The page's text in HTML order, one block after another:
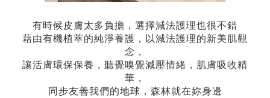
有時候皮膚太多負擔，選擇減法護理也很不錯
藉由有機植萃的純淨養護，以減法護理的新美肌觀
念，
讓活膚環保保養，聽覺嗅覺減壓情緒，肌膚吸收精
華，
同步友善我們的地球，森林就在妳身邊